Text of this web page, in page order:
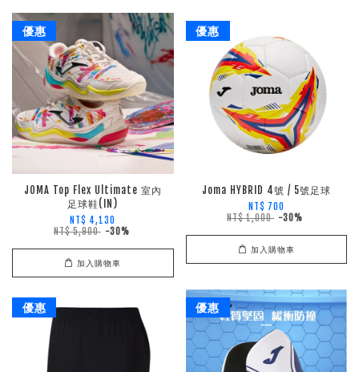
優惠
JOMA Top Flex Ultimate 室內
足球鞋(IN)
NT$ 4,130
NT$ 5,900 -30%
加入購物車
優惠
Joma HYBRID 4號 / 5號足球
NT$ 700
NT$ 1,000 -30%
加入購物車
優惠 優惠